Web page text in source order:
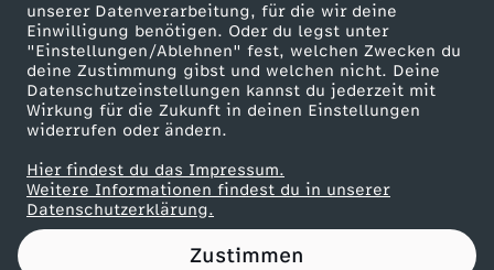
unserer Datenverarbeitung, für die wir deine
Einwilligung benötigen. Oder du legst unter
"Einstellungen/Ablehnen" fest, welchen Zwecken du
deine Zustimmung gibst und welchen nicht. Deine
Datenschutzeinstellungen kannst du jederzeit mit
Wirkung für die Zukunft in deinen Einstellungen
widerrufen oder ändern.
Hier findest du das Impressum.
Weitere Informationen findest du in unserer
Datenschutzerklärung.
Zustimmen
o
m
a
t
i
Mainzelmännchen
Partner